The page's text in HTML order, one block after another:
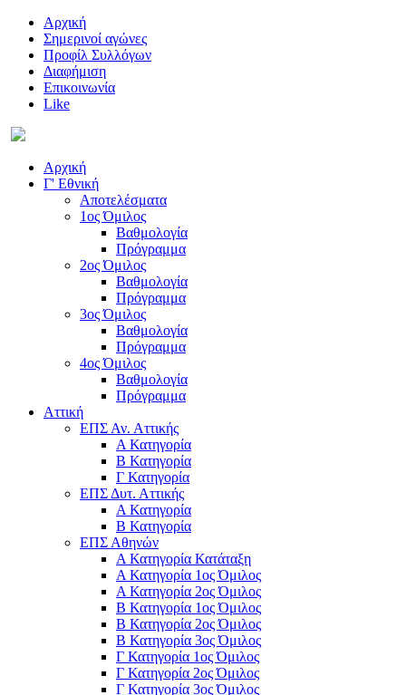
Αρχική
Σημερινοί αγώνες
Προφίλ Συλλόγων
Διαφήμιση
Επικοινωνία
Like
Αρχική
Γ' Εθνική
Αποτελέσματα
1ος Όμιλος
Βαθμολογία
Πρόγραμμα
2ος Όμιλος
Βαθμολογία
Πρόγραμμα
3ος Όμιλος
Βαθμολογία
Πρόγραμμα
4ος Όμιλος
Βαθμολογία
Πρόγραμμα
Αττική
ΕΠΣ Αν. Αττικής
Α Κατηγορία
Β Κατηγορία
Γ Κατηγορία
ΕΠΣ Δυτ. Αττικής
Α Κατηγορία
Β Κατηγορία
ΕΠΣ Αθηνών
Α Κατηγορία Κατάταξη
Α Κατηγορία 1ος Όμιλος
Α Κατηγορία 2ος Όμιλος
Β Κατηγορία 1ος Όμιλος
Β Κατηγορία 2ος Όμιλος
Β Κατηγορία 3ος Όμιλος
Γ Κατηγορία 1ος Όμιλος
Γ Κατηγορία 2ος Όμιλος
Γ Κατηγορία 3ος Όμιλος